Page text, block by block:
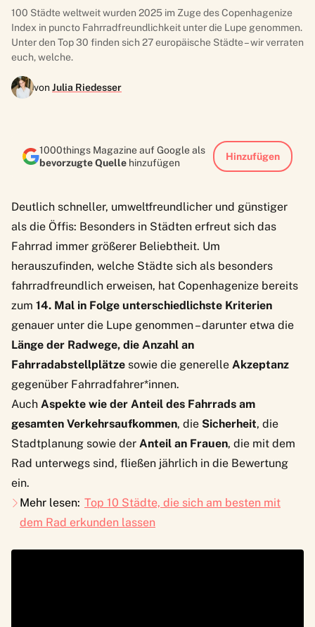
100 Städte weltweit wurden 2025 im Zuge des Copenhagenize
Index in puncto Fahrradfreundlichkeit unter die Lupe genommen.
Unter den Top 30 finden sich 27 europäische Städte – wir verraten
euch, welche.
vonJulia Riedesser
1000things Magazine auf Google als
bevorzugte Quelle hinzufügen
Hinzufügen
Deutlich schneller, umweltfreundlicher und günstiger
als die Öffis: Besonders in Städten erfreut sich das
Fahrrad immer größerer Beliebtheit. Um
herauszufinden, welche Städte sich als besonders
fahrradfreundlich erweisen, hat Copenhagenize bereits
zum 14. Mal in Folge unterschiedlichste Kriterien
genauer unter die Lupe genommen – darunter etwa die
Länge der Radwege, die Anzahl an
Fahrradabstellplätze sowie die generelle Akzeptanz
gegenüber Fahrradfahrer*innen.
Auch Aspekte wie der Anteil des Fahrrads am
gesamten Verkehrsaufkommen, die Sicherheit, die
Stadtplanung sowie der Anteil an Frauen, die mit dem
Rad unterwegs sind, fließen jährlich in die Bewertung
ein.
Mehr lesen: Top 10 Städte, die sich am besten mit
dem Rad erkunden lassen